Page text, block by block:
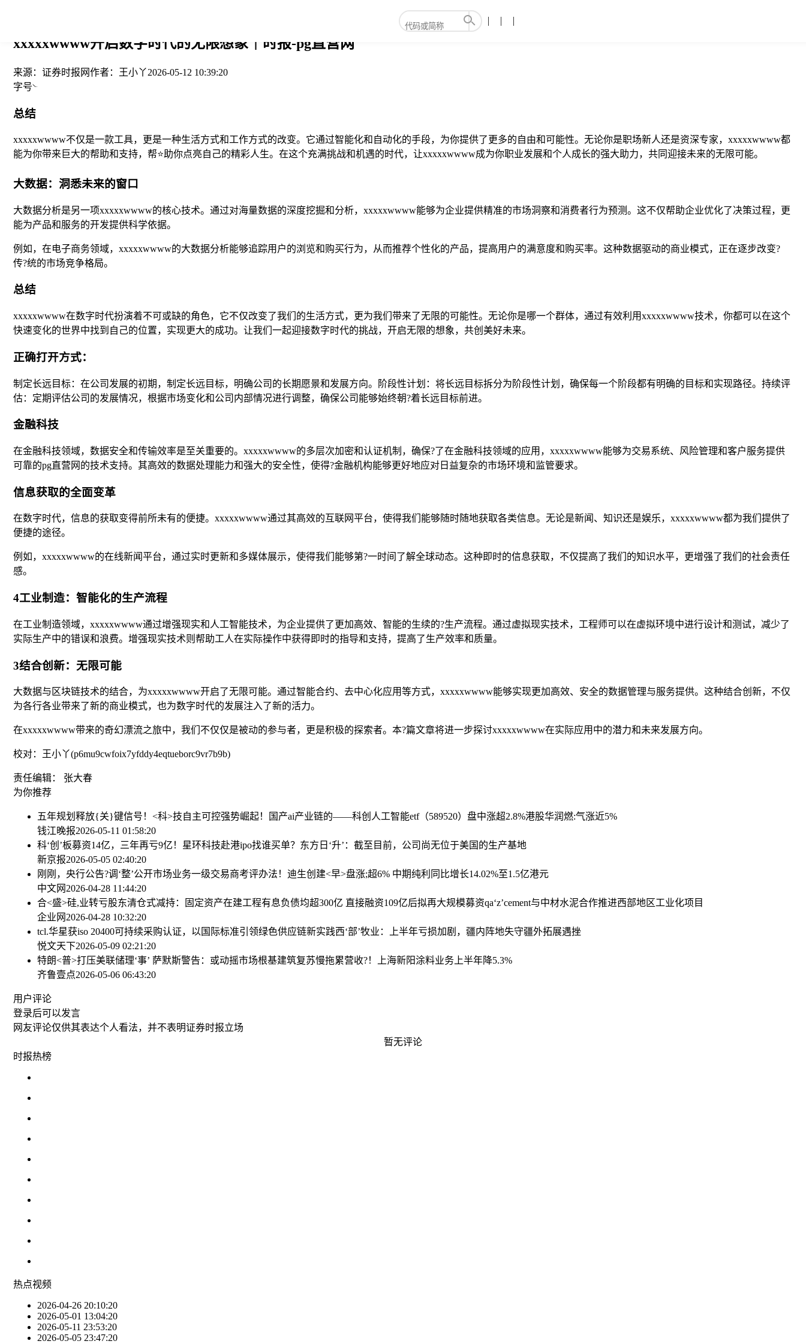
xxxxxwwww开启数字时代的无限想象｜时报-pg直营网
来源： 证券时报网作者： 王小丫2026-05-12 10:39:20
字号
总结
xxxxxwwww不仅是一款工具，更是一种生活方式和工作方式的改变。它通过智能化和自动化的手段，为你提供了更多的自由和可能性。无论你是职场新人还是资深专家，xxxxxwwww都
能为你带来巨大的帮助和支持，帮⭐助你点亮自己的精彩人生。在这个充满挑战和机遇的时代，让xxxxxwwww成为你职业发展和个人成长的强大助力，共同迎接未来的无限可能。
大数据：洞悉未来的窗口
大数据分析是另一项xxxxxwwww的核心技术。通过对海量数据的深度挖掘和分析，xxxxxwwww能够为企业提供精准的市场洞察和消费者行为预测。这不仅帮助企业优化了决策过程，更
能为产品和服务的开发提供科学依据。
例如，在电子商务领域，xxxxxwwww的大数据分析能够追踪用户的浏览和购买行为，从而推荐个性化的产品，提高用户的满意度和购买率。这种数据驱动的商业模式，正在逐步改变?
传?统的市场竞争格局。
总结
xxxxxwwww在数字时代扮演着不可或缺的角色，它不仅改变了我们的生活方式，更为我们带来了无限的可能性。无论你是哪一个群体，通过有效利用xxxxxwwww技术，你都可以在这个
快速变化的世界中找到自己的位置，实现更大的成功。让我们一起迎接数字时代的挑战，开启无限的想象，共创美好未来。
正确打开方式：
制定长远目标：在公司发展的初期，制定长远目标，明确公司的长期愿景和发展方向。阶段性计划：将长远目标拆分为阶段性计划，确保每一个阶段都有明确的目标和实现路径。持续评
估：定期评估公司的发展情况，根据市场变化和公司内部情况进行调整，确保公司能够始终朝?着长远目标前进。
金融科技
在金融科技领域，数据安全和传输效率是至关重要的。xxxxxwwww的多层次加密和认证机制，确保?了在金融科技领域的应用，xxxxxwwww能够为交易系统、风险管理和客户服务提供
可靠的pg直营网的技术支持。其高效的数据处理能力和强大的安全性，使得?金融机构能够更好地应对日益复杂的市场环境和监管要求。
信息获取的全面变革
在数字时代，信息的获取变得前所未有的便捷。xxxxxwwww通过其高效的互联网平台，使得我们能够随时随地获取各类信息。无论是新闻、知识还是娱乐，xxxxxwwww都为我们提供了
便捷的途径。
例如，xxxxxwwww的在线新闻平台，通过实时更新和多媒体展示，使得我们能够第?一时间了解全球动态。这种即时的信息获取，不仅提高了我们的知识水平，更增强了我们的社会责任
感。
4工业制造：智能化的生产流程
在工业制造领域，xxxxxwwww通过增强现实和人工智能技术，为企业提供了更加高效、智能的生续的?生产流程。通过虚拟现实技术，工程师可以在虚拟环境中进行设计和测试，减少了
实际生产中的错误和浪费。增强现实技术则帮助工人在实际操作中获得即时的指导和支持，提高了生产效率和质量。
3结合创新：无限可能
大数据与区块链技术的结合，为xxxxxwwww开启了无限可能。通过智能合约、去中心化应用等方式，xxxxxwwww能够实现更加高效、安全的数据管理与服务提供。这种结合创新，不仅
为各行各业带来了新的商业模式，也为数字时代的发展注入了新的活力。
在xxxxxwwww带来的奇幻漂流之旅中，我们不仅仅是被动的参与者，更是积极的探索者。本?篇文章将进一步探讨xxxxxwwww在实际应用中的潜力和未来发展方向。
校对：王小丫(p6mu9cwfoix7yfddy4eqtueborc9vr7b9b)
责任编辑： 张大春
为你推荐
五年规划释放{关}键信号！<科>技自主可控强势崛起！国产ai产业链的——科创人工智能etf（589520）盘中涨超2.8%港股华润燃:气涨近5%
钱江晚报2026-05-11 01:58:20
科‘创’板募资14亿，三年再亏9亿！星环科技赴港ipo找谁买单？ 东方日‘升’：截至目前，公司尚无位于美国的生产基地
新京报2026-05-05 02:40:20
刚刚，央行公告?调‘整’公开市场业务一级交易商考评办法！ 迪生创建<早>盘涨;超6% 中期纯利同比增长14.02%至1.5亿港元
中文网 2026-04-28 11:44:20
合<盛>硅,业转亏股东清仓式减持：固定资产在建工程有息负债均超300亿 直接融资109亿后拟再大规模募资qa‘z’cement与中材水泥合作推进西部地区工业化项目
企业网 2026-04-28 10:32:20
tcl.华星获iso 20400可持续采购认证，以国际标准引领绿色供应链新实践西‘部’牧业：上半年亏损加剧，疆内阵地失守疆外拓展遇挫
悦文天下2026-05-09 02:21:20
特朗<普>打压美联储理‘事’ 萨默斯警告：或动摇市场根基建筑复苏慢拖累营收?！上海新阳涂料业务上半年降5.3%
齐鲁壹点2026-05-06 06:43:20
用户评论
登录后可以发言
网友评论仅供其表达个人看法，并不表明证券时报立场
暂无评论
时报热榜
热点视频
2026-04-26 20:10:20
2026-05-01 13:04:20
2026-05-11 23:53:20
2026-05-05 23:47:20